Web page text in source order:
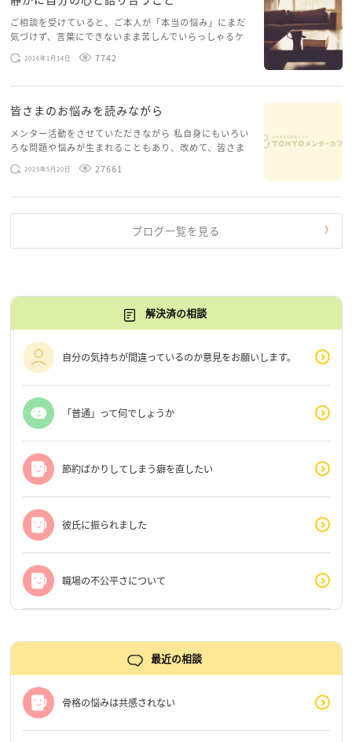
ご相談を受けていると、ご本人が「本当の悩み」にまだ
気づけず、言葉にできないまま苦しんでいらっしゃるケ
ースがありますお悩みというのは、心の深いところ（深
層心理）に触れることで、まったく違う角度から解決の
2026年1月14日 7742
皆さまのお悩みを読みながら
メンター活動をさせていただきながら 私自身にもいろい
ろな問題や悩みが生まれることもあり、改めて、皆さま
のお悩みを読みながら 「みんな、もがいてる。わたし
だけじゃないんだな」と、逆に励まされるような日々で
2025年5月20日 27661
ブログ一覧を見る
解決済の相談
自分の気持ちが間違っているのか意見をお願いします。
「普通」って何でしょうか
節約ばかりしてしまう癖を直したい
彼氏に振られました
職場の不公平さについて
最近の相談
骨格の悩みは共感されない